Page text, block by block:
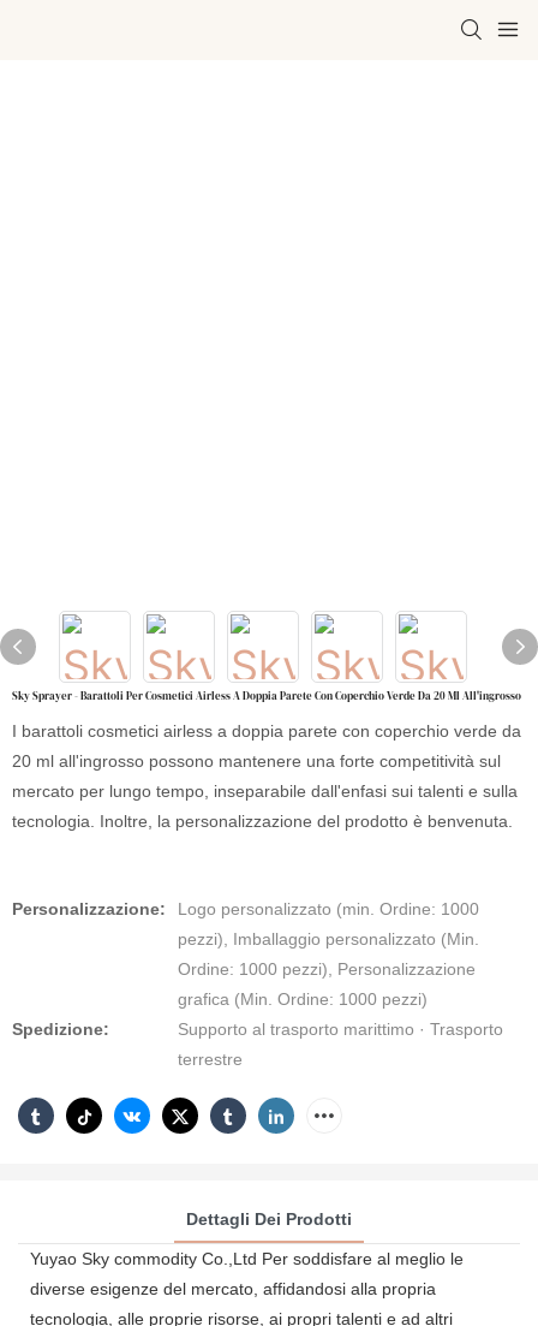
Sky Sprayer - Barattoli Per Cosmetici Airless A Doppia Parete Con Coperchio Verde Da 20 Ml All'ingrosso
I barattoli cosmetici airless a doppia parete con coperchio verde da
20 ml all'ingrosso possono mantenere una forte competitività sul
mercato per lungo tempo, inseparabile dall'enfasi sui talenti e sulla
tecnologia. Inoltre, la personalizzazione del prodotto è benvenuta.
Personalizzazione:
Logo personalizzato (min. Ordine: 1000
pezzi), Imballaggio personalizzato (Min.
Ordine: 1000 pezzi), Personalizzazione
grafica (Min. Ordine: 1000 pezzi)
Spedizione:
Supporto al trasporto marittimo · Trasporto
terrestre
Dettagli Dei Prodotti
Yuyao Sky commodity Co.,Ltd Per soddisfare al meglio le
diverse esigenze del mercato, affidandosi alla propria
tecnologia, alle proprie risorse, ai propri talenti e ad altri